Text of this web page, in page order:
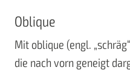
Oblique
Mit oblique (engl.
die nach vorn geneigt